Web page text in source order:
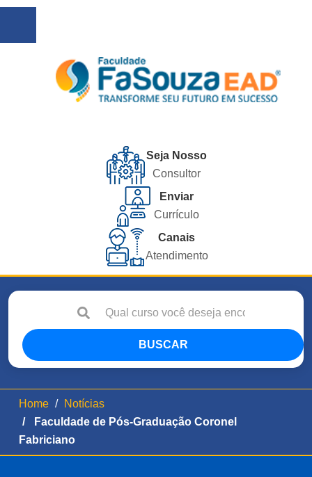
Seja Nosso
Consultor
Enviar
Currículo
Canais
Atendimento
BUSCAR
Home
Notícias
Faculdade de Pós-Graduação Coronel
Fabriciano